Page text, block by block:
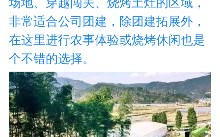
非常适合公司团建，除团建拓展外，
在这里进行农事体验或烧烤休闲也是
个不错的选择。